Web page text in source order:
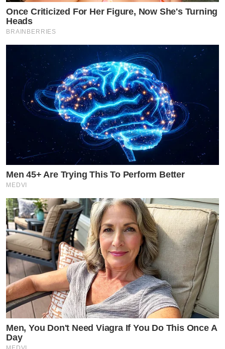
Once Criticized For Her Figure, Now She's Turning
Heads
BRAINBERRIES
Men 45+ Are Trying This To Perform Better
MEDVI
Men, You Don't Need Viagra If You Do This Once A
Day